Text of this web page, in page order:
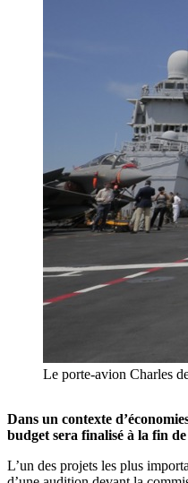
Le porte-avion Charles
Dans un contexte
budget sera finalisé à la fin de
L’un des projets les plus